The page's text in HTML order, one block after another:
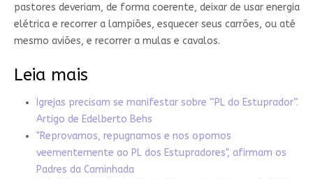
pastores deveriam, de forma coerente, deixar de usar energia
elétrica e recorrer a lampiões, esquecer seus carrões, ou até
mesmo aviões, e recorrer a mulas e cavalos.
Leia mais
Igrejas precisam se manifestar sobre “PL do Estuprador”.
Artigo de Edelberto Behs
"Reprovamos, repugnamos e nos opomos
veementemente ao PL dos Estupradores", afirmam os
Padres da Caminhada